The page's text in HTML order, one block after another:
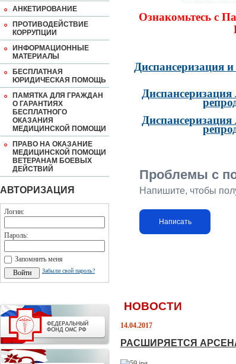
АНКЕТИРОВАНИЕ
ПРОТИВОДЕЙСТВИЕ
КОРРУПЦИИ
ИНФОРМАЦИОННЫЕ
МАТЕРИАЛЫ
БЕСПЛАТНАЯ
ЮРИДИЧЕСКАЯ ПОМОЩЬ
ПАМЯТКА ДЛЯ ГРАЖДАН
О ГАРАНТИЯХ
БЕСПЛАТНОГО
ОКАЗАНИЯ
МЕДИЦИНСКОЙ ПОМОЩИ
ПРАВО НА ОКАЗАНИЕ
МЕДИЦИНСКОЙ ПОМОЩИ
ВЕТЕРАНАМ БОЕВЫХ
ДЕЙСТВИЙ
АВТОРИЗАЦИЯ
Логин:
Пароль:
Запомнить меня
Забыли свой пароль?
Ознакомьтесь с
Диспансеризация
Диспансеризация
Диспансеризация
Проблемы с
Напишите, чтобы
Написать
НОВОСТИ
14.04.2017
РАСШИРЯЕТСЯ